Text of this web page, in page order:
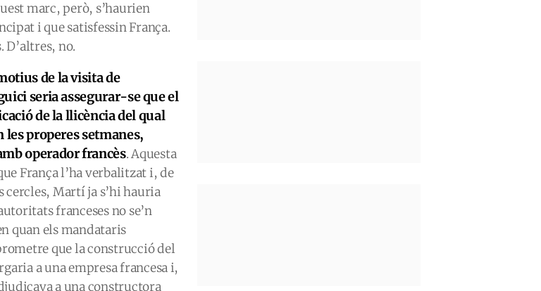
marc, però, s’haurien
i que satisfessin França.
D’altres, no.
de la visita de
seria assegurar-se que el
de la llicència del qual
les properes setmanes,
operador francès. Aquesta
França l’ha verbalitzat i, de
cercles, Martí ja s’hi hauria
franceses no se’n
quan els mandataris
que la construcció del
a una empresa francesa i,
a una constructora